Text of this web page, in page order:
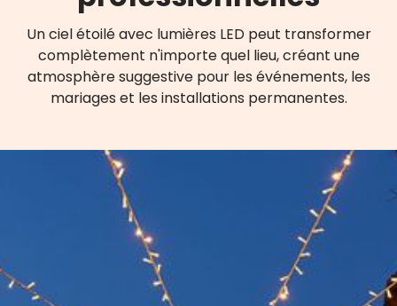
Un ciel étoilé avec lumières LED peut transformer
complètement n'importe quel lieu, créant une
atmosphère suggestive pour les événements, les
mariages et les installations permanentes.